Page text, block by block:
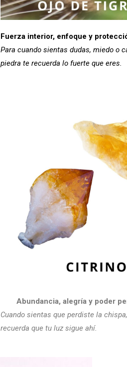
Fuerza interior, enfoque y
Para cuando sientas dudas, miedo o
piedra te recuerda lo fuerte que eres.
Abundancia, alegría y poder
Cuando sientas que perdiste la
recuerda que tu luz sigue ahí.